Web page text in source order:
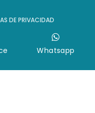
DE PRIVACIDAD
Whatsapp